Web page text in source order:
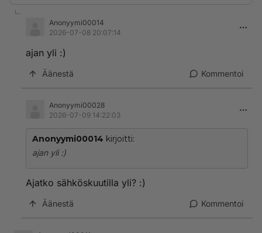
Anonyymi00014
2026-07-08 20:07:14
ajan yli :)
Äänestä Kommentoi
Anonyymi00028
2026-07-09 14:22:03
Anonyymi00014 kirjoitti:
ajan yli :)
Ajatko sähköskuutilla yli? :)
Äänestä Kommentoi